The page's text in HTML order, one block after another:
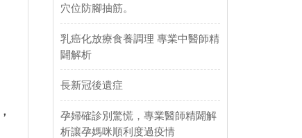
，
穴位防腳抽筋。
乳癌化放療食養調理 專業中醫師精
闢解析
長新冠後遺症
孕婦確診別驚慌，專業醫師精闢解
析讓孕媽咪順利度過疫情